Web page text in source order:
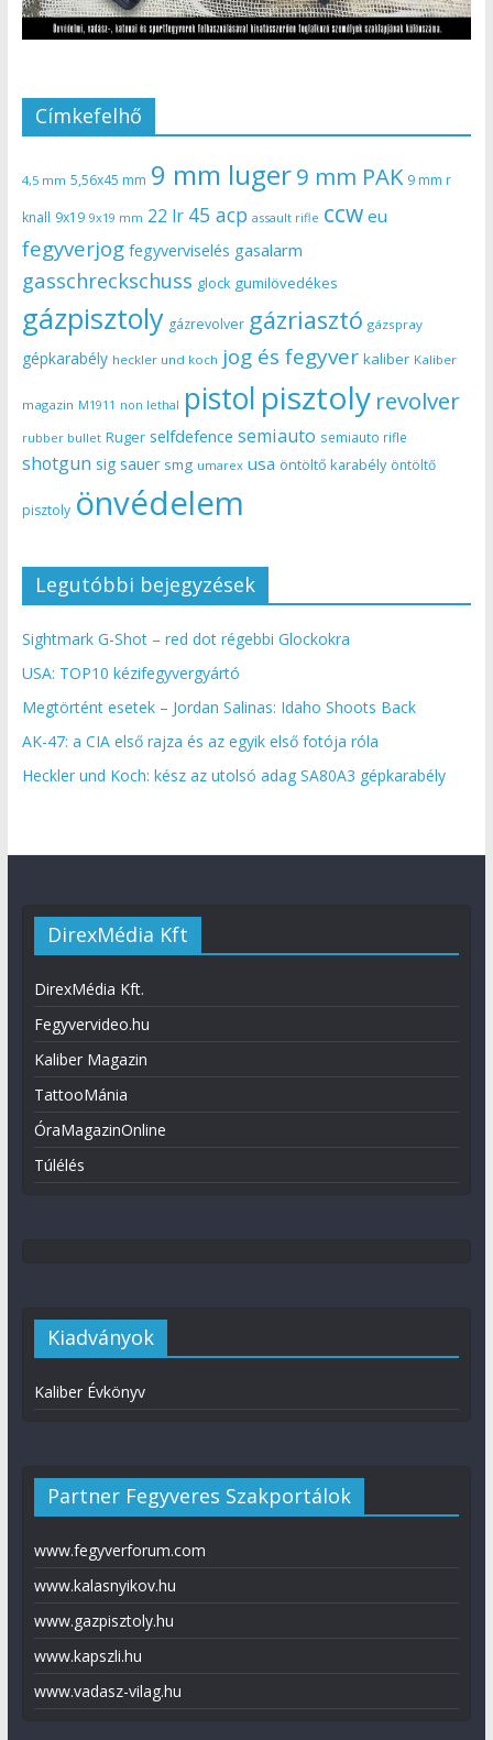
Címkefelhő
4,5 mm 5,56x45 mm 9 mm luger9 mm PAK 9 mm r
knall 9x19 9x19 mm 22 lr 45 acp assault rifle ccw eu
fegyverjog fegyverviselés gasalarm
gasschreckschuss glock gumilövedékes
gázpisztoly gázrevolver gázriasztó gázspray
gépkarabély heckler und koch jog és fegyver kaliber Kaliber
magazin M1911 non lethal pistol pisztoly revolver
rubber bullet Ruger selfdefence semiauto semiauto rifle
shotgun sig sauer smg umarex usa öntöltő karabély öntöltő
pisztoly önvédelem
Legutóbbi bejegyzések
Sightmark G-Shot – red dot régebbi Glockokra
USA: TOP10 kézifegyvergyártó
Megtörtént esetek – Jordan Salinas: Idaho Shoots Back
AK-47: a CIA első rajza és az egyik első fotója róla
Heckler und Koch: kész az utolsó adag SA80A3 gépkarabély
DirexMédia Kft
DirexMédia Kft.
Fegyvervideo.hu
Kaliber Magazin
TattooMánia
ÓraMagazinOnline
Túlélés
Kiadványok
Kaliber Évkönyv
Partner Fegyveres Szakportálok
www.fegyverforum.com
www.kalasnyikov.hu
www.gazpisztoly.hu
www.kapszli.hu
www.vadasz-vilag.hu